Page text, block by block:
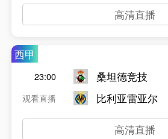
高清直播
西甲
23:00
观看直播
桑坦德竞技
比利亚雷亚尔
高清直播